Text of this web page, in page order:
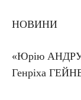
НОВИНИ
«Юрію
Генріха